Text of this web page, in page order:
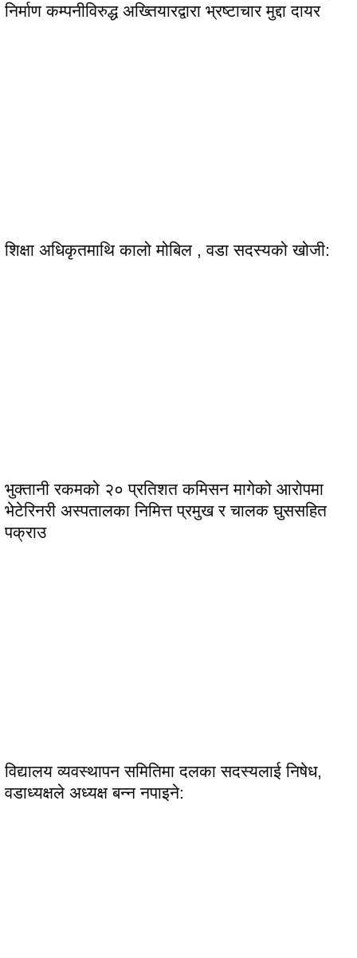
निर्माण कम्पनीविरुद्ध अख्तियारद्वारा भ्रष्टाचार मुद्दा दायर
शिक्षा अधिकृतमाथि कालो मोबिल , वडा सदस्यको खोजी:
भुक्तानी रकमको २० प्रतिशत कमिसन मागेको आरोपमा
भेटेरिनरी अस्पतालका निमित्त प्रमुख र चालक घुससहित
पक्राउ
विद्यालय व्यवस्थापन समितिमा दलका सदस्यलाई निषेध,
वडाध्यक्षले अध्यक्ष बन्न नपाइने: